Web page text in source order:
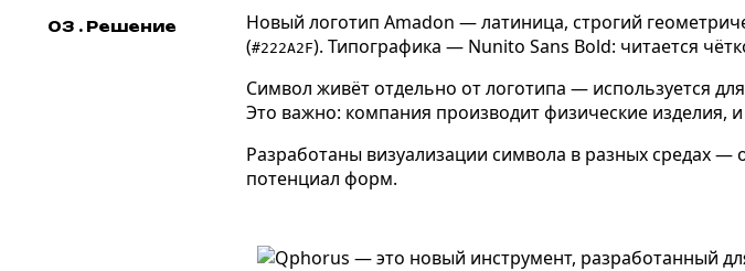
03 . Решение Новый логотип Amadon — латиница, строгий
(#222A2F). Типографика — Nunito Sans Bold: читается
Символ живёт отдельно от логотипа — используется
Это важно: компания производит физические изделия,
Разработаны визуализации символа в разных средах
потенциал форм.